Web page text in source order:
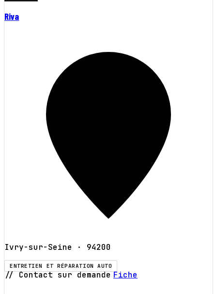
Riva
Ivry-sur-Seine · 94200
ENTRETIEN ET RÉPARATION AUTO
// Contact sur demande Fiche